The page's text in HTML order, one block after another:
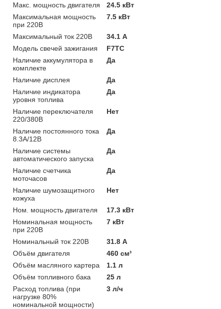
Макс. мощность двигателя
24.5 кВт
Максимальная мощность
при 220В
7.5 кВт
Максимальный ток 220В
34.1 А
Модель свечей зажигания
F7TC
Наличие аккумулятора в
комплекте
Да
Наличие дисплея
Да
Наличие индикатора
уровня топлива
Да
Наличие переключателя
220/380В
Нет
Наличие постоянного тока
8.3А/12В
Да
Наличие системы
автоматического запуска
Да
Наличие счетчика
моточасов
Да
Наличие шумозащитного
кожуха
Нет
Ном. мощность двигателя
17.3 кВт
Номинальная мощность
при 220В
7 кВт
Номинальный ток 220В
31.8 А
Объём двигателя
460 см³
Объём масляного картера
1.1 л
Объём топливного бака
25 л
Расход топлива (при
нагрузке 80%
номинальной мощности)
3 л/ч